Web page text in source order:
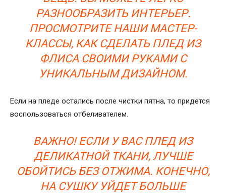
РАЗНООБРАЗИТЬ ИНТЕРЬЕР.
ПРОСМОТРИТЕ НАШИ МАСТЕР-
КЛАССЫ, КАК СДЕЛАТЬ ПЛЕД ИЗ
ФЛИСА СВОИМИ РУКАМИ С
УНИКАЛЬНЫМ ДИЗАЙНОМ.
Если на пледе остались после чистки пятна, то придется
воспользоваться отбеливателем.
ВАЖНО! ЕСЛИ У ВАС ПЛЕД ИЗ
ДЕЛИКАТНОЙ ТКАНИ, ЛУЧШЕ
ОБОЙТИСЬ БЕЗ ОТЖИМА. КОНЕЧНО,
НА СУШКУ УЙДЕТ БОЛЬШЕ